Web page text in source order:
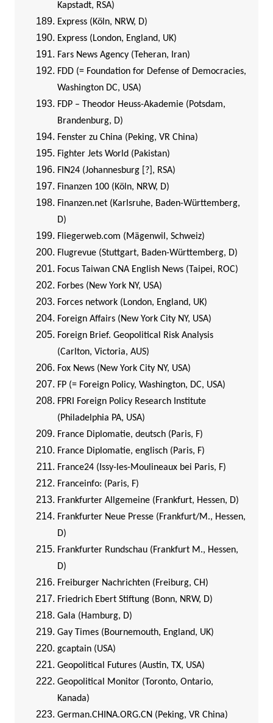
Kapstadt, RSA)
Express (Köln, NRW, D)
Express (London, England, UK)
Fars News Agency (Teheran, Iran)
FDD (= Foundation for Defense of Democracies,
Washington DC, USA)
FDP – Theodor Heuss-Akademie (Potsdam,
Brandenburg, D)
Fenster zu China (Peking, VR China)
Fighter Jets World (Pakistan)
FIN24 (Johannesburg [?], RSA)
Finanzen 100 (Köln, NRW, D)
Finanzen.net (Karlsruhe, Baden-Württemberg,
D)
Fliegerweb.com (Mägenwil, Schweiz)
Flugrevue (Stuttgart, Baden-Württemberg, D)
Focus Taiwan CNA English News (Taipei, ROC)
Forbes (New York NY, USA)
Forces network (London, England, UK)
Foreign Affairs (New York City NY, USA)
Foreign Brief. Geopolitical Risk Analysis
(Carlton, Victoria, AUS)
Fox News (New York City NY, USA)
FP (= Foreign Policy, Washington, DC, USA)
FPRI Foreign Policy Research Institute
(Philadelphia PA, USA)
France Diplomatie, deutsch (Paris, F)
France Diplomatie, englisch (Paris, F)
France24 (Issy-les-Moulineaux bei Paris, F)
Franceinfo: (Paris, F)
Frankfurter Allgemeine (Frankfurt, Hessen, D)
Frankfurter Neue Presse (Frankfurt/M., Hessen,
D)
Frankfurter Rundschau (Frankfurt M., Hessen,
D)
Freiburger Nachrichten (Freiburg, CH)
Friedrich Ebert Stiftung (Bonn, NRW, D)
Gala (Hamburg, D)
Gay Times (Bournemouth, England, UK)
gcaptain (USA)
Geopolitical Futures (Austin, TX, USA)
Geopolitical Monitor (Toronto, Ontario,
Kanada)
German.CHINA.ORG.CN (Peking, VR China)